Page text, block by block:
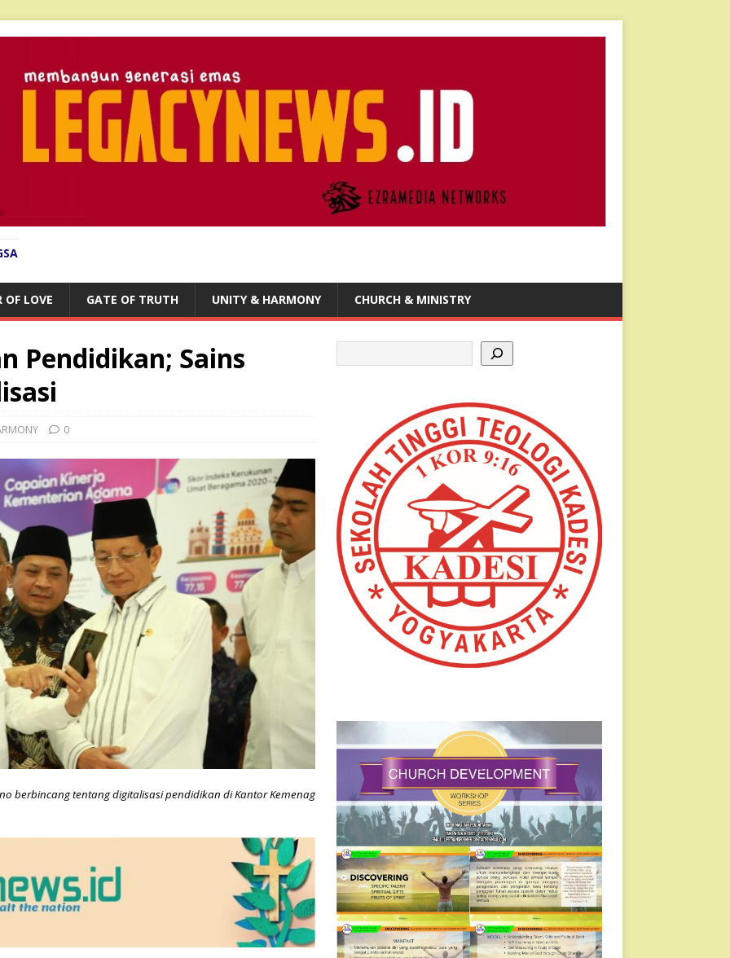
OF LOVE GATE OF TRUTH UNITY & HARMONY CHURCH & MINISTRY
Pendidikan; Sains
0
berbincang tentang digitalisasi pendidikan di Kantor Kemenag